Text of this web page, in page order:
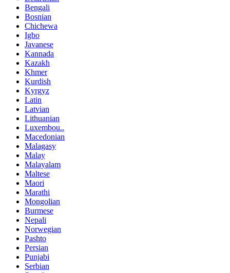
Bengali
Bosnian
Chichewa
Igbo
Javanese
Kannada
Kazakh
Khmer
Kurdish
Kyrgyz
Latin
Latvian
Lithuanian
Luxembou..
Macedonian
Malagasy
Malay
Malayalam
Maltese
Maori
Marathi
Mongolian
Burmese
Nepali
Norwegian
Pashto
Persian
Punjabi
Serbian